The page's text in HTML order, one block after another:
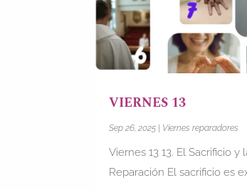
VIERNES 13
Sep 26, 2025 | Viernes reparadores
Viernes 13 13. El Sacrificio y
Reparación El sacrificio es